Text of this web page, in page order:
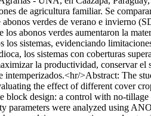
de agricultura familiar. Se
verdes de verano e invierno
abonos verdes aumentaron la
sistemas, evidenciando
los sistemas con coberturas
la productividad, conservar
>Abstract: The
the effect of different cover
block design: a control with no-
were analyzed using